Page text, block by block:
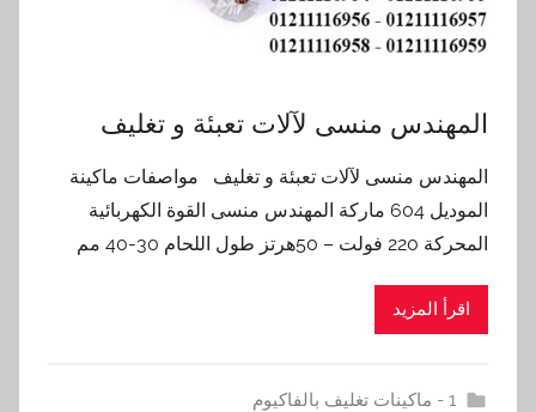
‏‏المهندس منسى لآلات تعبئة و تغليف
‏‏المهندس منسى لآلات تعبئة و تغليف مواصفات ماكينة
الموديل 604 ماركة المهندس منسى القوة الكهربائية
المحركة 220 فولت – 50هرتز طول اللحام 30-40 مم
اقرأ المزيد
1 - ماكينات تغليف بالفاكيوم